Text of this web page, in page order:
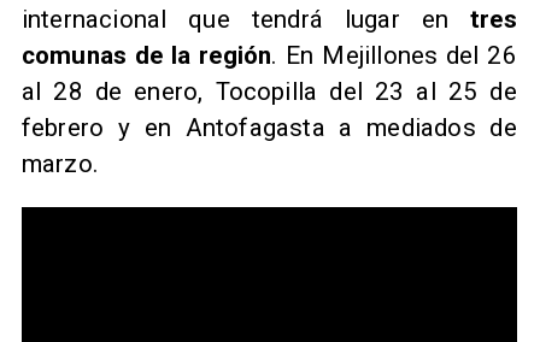
internacional que tendrá lugar entres
comunas de la región. En Mejillones del 26
al 28 de enero, Tocopilla del 23 al 25 de
febrero y en Antofagasta a mediados de
marzo.